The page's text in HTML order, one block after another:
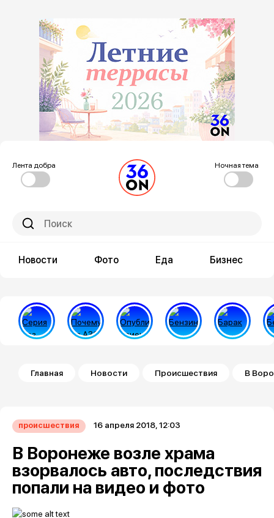
Лента добра Ночная тема
Новости Фото Еда Бизнес
Строка навигации
Главная Новости Происшествия В
происшествия 16 апреля 2018, 12:03
В Воронеже возле храма
взорвалось авто, последствия
попали на видео и фото